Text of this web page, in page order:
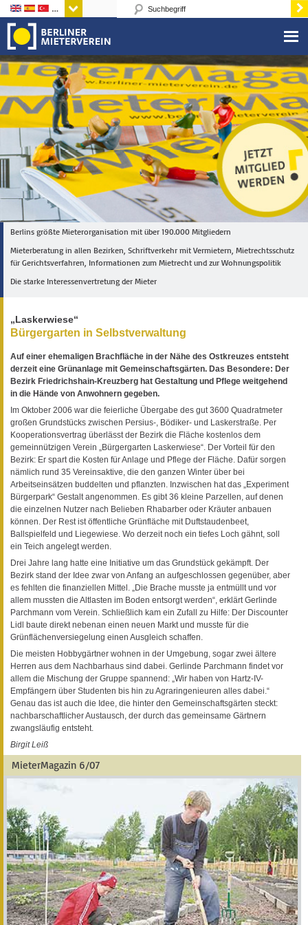
Sprachen
Berlins größte Mieterorganisation mit über 190.000 Mitgliedern
Mieterberatung in allen Bezirken, Schriftverkehr mit Vermietern, Mietrechtsschutz
für Gerichtsverfahren, Informationen zum Mietrecht und zur Wohnungspolitik
Die starke Interessenvertretung der Mieter
„Laskerwiese“
Bürgergarten in Selbstverwaltung
Auf einer ehemaligen Brachfläche in der Nähe des Ostkreuzes entsteht
derzeit eine Grünanlage mit Gemeinschaftsgärten. Das Besondere: Der
Bezirk Friedrichshain-Kreuzberg hat Gestaltung und Pflege weitgehend
in die Hände von Anwohnern gegeben.
Im Oktober 2006 war die feierliche Übergabe des gut 3600 Quadratmeter
großen Grundstücks zwischen Persius-, Bödiker- und Laskerstraße. Per
Kooperationsvertrag überlässt der Bezirk die Fläche kostenlos dem
gemeinnützigen Verein „Bürgergarten Laskerwiese“. Der Vorteil für den
Bezirk: Er spart die Kosten für Anlage und Pflege der Fläche. Dafür sorgen
nämlich rund 35 Vereinsaktive, die den ganzen Winter über bei
Arbeitseinsätzen buddelten und pflanzten. Inzwischen hat das „Experiment
Bürgerpark“ Gestalt angenommen. Es gibt 36 kleine Parzellen, auf denen
die einzelnen Nutzer nach Belieben Rhabarber oder Kräuter anbauen
können. Der Rest ist öffentliche Grünfläche mit Duftstaudenbeet,
Ballspielfeld und Liegewiese. Wo derzeit noch ein tiefes Loch gähnt, soll
ein Teich angelegt werden.
Drei Jahre lang hatte eine Initiative um das Grundstück gekämpft. Der
Bezirk stand der Idee zwar von Anfang an aufgeschlossen gegenüber, aber
es fehlten die finanziellen Mittel. „Die Brache musste ja entmüllt und vor
allem mussten die Altlasten im Boden entsorgt werden“, erklärt Gerlinde
Parchmann vom Verein. Schließlich kam ein Zufall zu Hilfe: Der Discounter
Lidl baute direkt nebenan einen neuen Markt und musste für die
Grünflächenversiegelung einen Ausgleich schaffen.
Die meisten Hobbygärtner wohnen in der Umgebung, sogar zwei ältere
Herren aus dem Nachbarhaus sind dabei. Gerlinde Parchmann findet vor
allem die Mischung der Gruppe spannend: „Wir haben von Hartz-IV-
Empfängern über Studenten bis hin zu Agraringenieuren alles dabei.“
Genau das ist auch die Idee, die hinter den Gemeinschaftsgärten steckt:
nachbarschaftlicher Austausch, der durch das gemeinsame Gärtnern
zwangsläufig entsteht.
Birgit Leiß
MieterMagazin 6/07